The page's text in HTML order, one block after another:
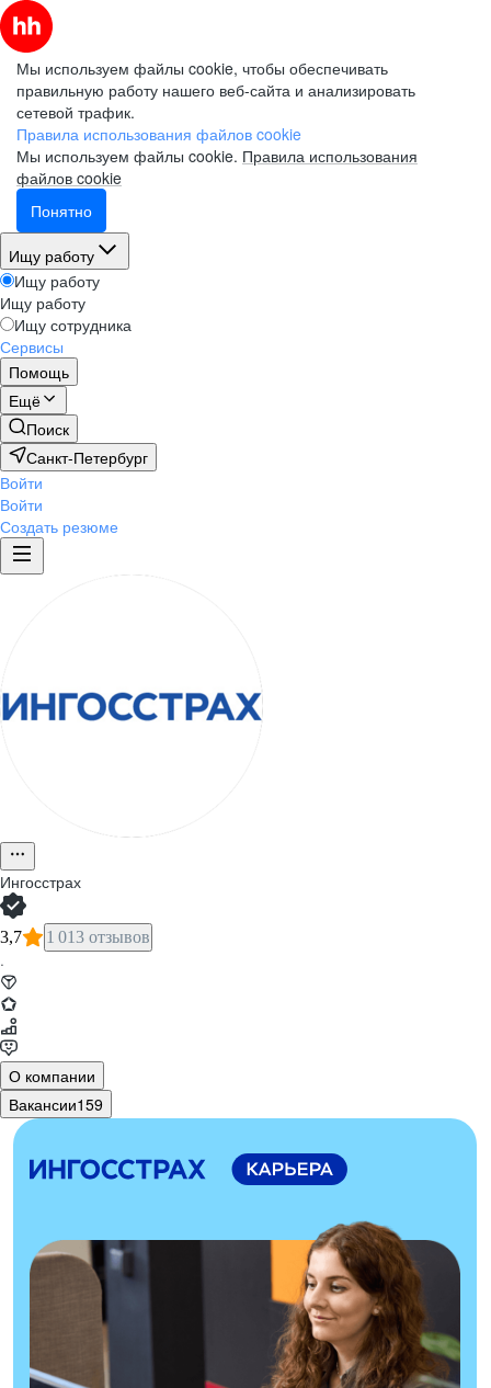
Мы используем файлы cookie, чтобы обеспечивать
правильную работу нашего веб-сайта и анализировать
сетевой трафик.
Правила использования файлов cookie
Мы используем файлы cookie. Правила использования
файлов cookie
Понятно
Ищу работу
Ищу работу
Ищу работу
Ищу сотрудника
Сервисы
Помощь
Ещё
Поиск
Санкт-Петербург
Войти
Войти
Создать резюме
Ингосстрах
3,7 1 013 отзывов
·
О компании
Вакансии159